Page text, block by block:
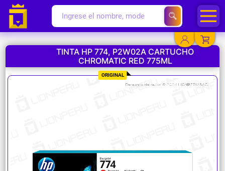
YA EXISTO
TINTA HP 774, P2W02A CARTUCHO
CHROMATIC RED 775ML
ORIGINAL